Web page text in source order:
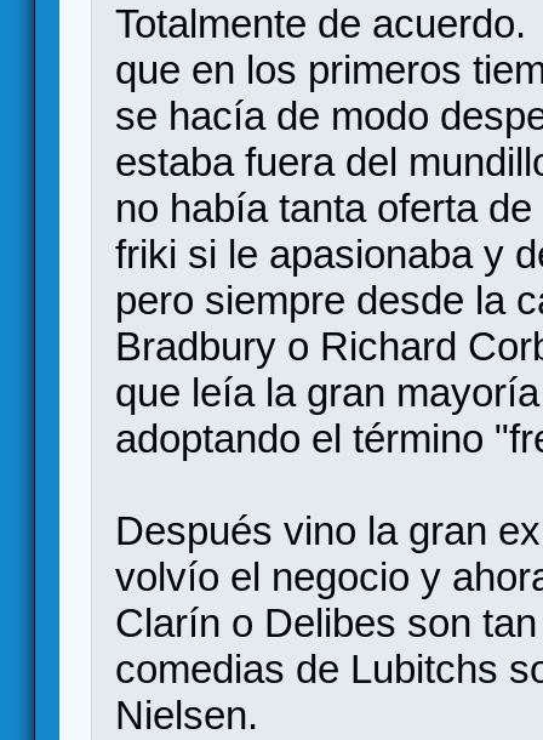
Totalmente de
que en los primeros
se hacía de modo
estaba fuera del
no había tanta oferta
friki si le apasionaba y
pero siempre desde la
Bradbury o Richard
que leía la gran
adoptando el término
Después vino la gran
volvío el negocio y
Clarín o Delibes son
comedias de Lubitchs
Nielsen.